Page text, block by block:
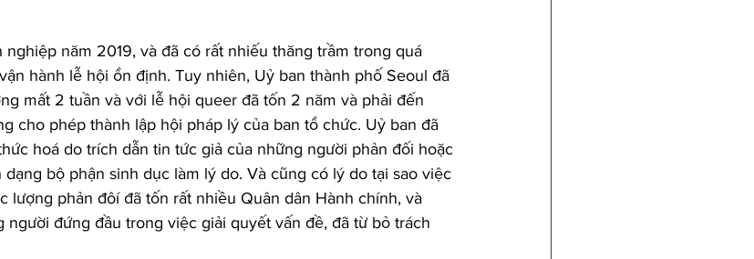
năm 2019, và đã có rất nhiếu thăng trầm trong quá
hành lễ hội ổn định. Tuy nhiên, Uỷ ban thành phố Seoul đã
mất 2 tuần và với lễ hội queer đã tốn 2 năm và phải đến
cho phép thành lập hội pháp lý của ban tổ chức. Uỷ ban đã
hoá do trích dẫn tin tức giả của những người phản đối hoặc
bộ phận sinh dục làm lý do. Và cũng có lý do tại sao việc
lượng phản đôí đã tốn rất nhiều Quân dân Hành chính, và
đứng đầu trong việc giải quyết vấn đề, đã từ bỏ trách